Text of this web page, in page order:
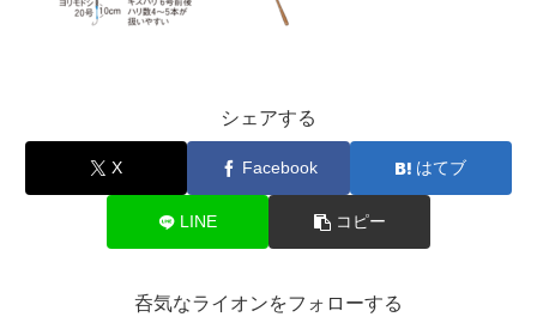
シェアする
X Facebook はてブ
LINE コピー
呑気なライオンをフォローする